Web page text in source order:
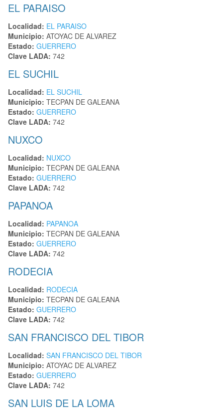
EL PARAISO
Localidad: EL PARAISO
Municipio: ATOYAC DE ALVAREZ
Estado: GUERRERO
Clave LADA: 742
EL SUCHIL
Localidad: EL SUCHIL
Municipio: TECPAN DE GALEANA
Estado: GUERRERO
Clave LADA: 742
NUXCO
Localidad: NUXCO
Municipio: TECPAN DE GALEANA
Estado: GUERRERO
Clave LADA: 742
PAPANOA
Localidad: PAPANOA
Municipio: TECPAN DE GALEANA
Estado: GUERRERO
Clave LADA: 742
RODECIA
Localidad: RODECIA
Municipio: TECPAN DE GALEANA
Estado: GUERRERO
Clave LADA: 742
SAN FRANCISCO DEL TIBOR
Localidad: SAN FRANCISCO DEL TIBOR
Municipio: ATOYAC DE ALVAREZ
Estado: GUERRERO
Clave LADA: 742
SAN LUIS DE LA LOMA